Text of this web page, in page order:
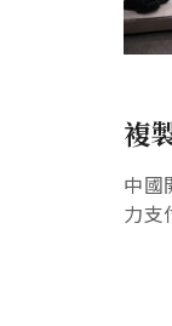
複
中國
力支